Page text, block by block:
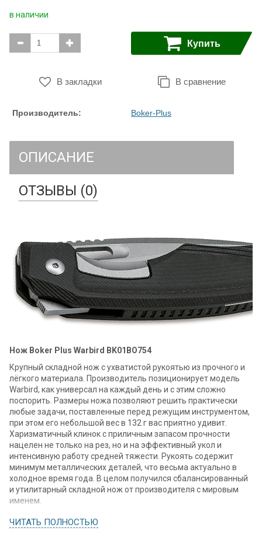
в наличии
Купить
В закладки В сравнение
Производитель: Boker-Plus
ОПИСАНИЕ
ОТЗЫВЫ (0)
Нож Boker Plus Warbird BK01BO754
Крупный складной нож с ухватистой рукоятью из прочного и
лёгкого материала. Производитель позиционирует модель
Warbird, как универсал на каждый день и с этим сложно
поспорить. Размеры ножа позволяют решить практически
любые задачи, поставленные перед режущим инструментом,
при этом его небольшой вес в 132 г вас приятно удивит.
Харизматичный клинок с приличным запасом прочности
нацелен не только на рез, но и на эффективный укол и
интенсивную работу средней тяжести. Рукоять содержит
минимум металлических деталей, что весьма актуально в
холодное время года. В целом получился сбалансированный
и утилитарный складной нож от производителя с мировым
именем.
Сталь
ЧИТАТЬ ПОЛНОСТЬЮ